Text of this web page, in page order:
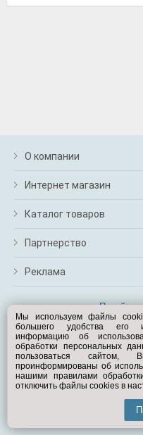
О компании
Интернет магазин
Каталог товаров
Партнерство
Реклама
Перейти
©
Мы используем файлы
большего удобства его
информацию об
обработки персональных
пользоваться
проинформированы об
нашими правилами
отключить файлы cookies в